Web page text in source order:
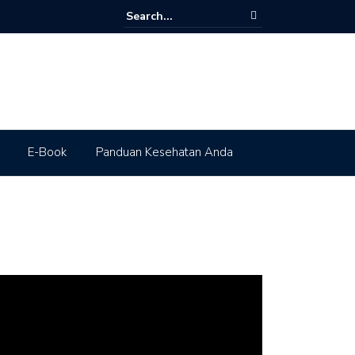
E-Book Panduan Kesehatan Anda